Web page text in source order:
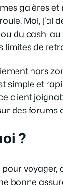
galères
Moi, j’ai
du cash,
de
hors
simple et
client
des forums
?
voyager,
bonne